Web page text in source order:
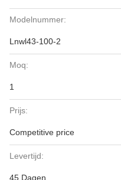
Modelnummer:
Lnwl43-100-2
Moq:
1
Prijs:
Competitive price
Levertijd:
45 Dagen